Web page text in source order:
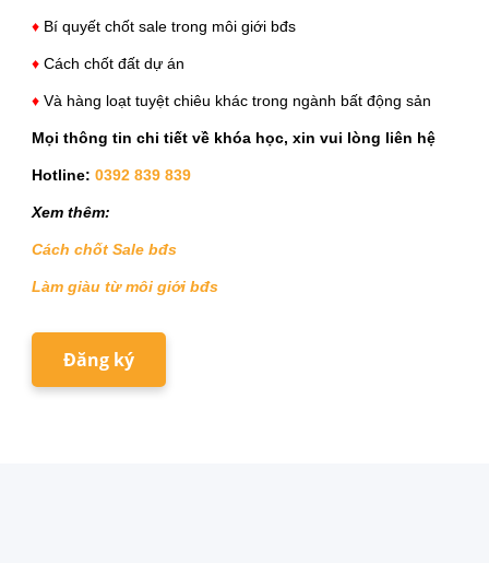
♦ Bí quyết chốt sale trong môi giới bđs
♦ Cách chốt đất dự án
♦ Và hàng loạt tuyệt chiêu khác trong ngành bất động sản
Mọi thông tin chi tiết về khóa học, xin vui lòng liên hệ
Hotline: 0392 839 839
Xem thêm:
Cách chốt Sale bđs
Làm giàu từ môi giới bđs
Đăng ký